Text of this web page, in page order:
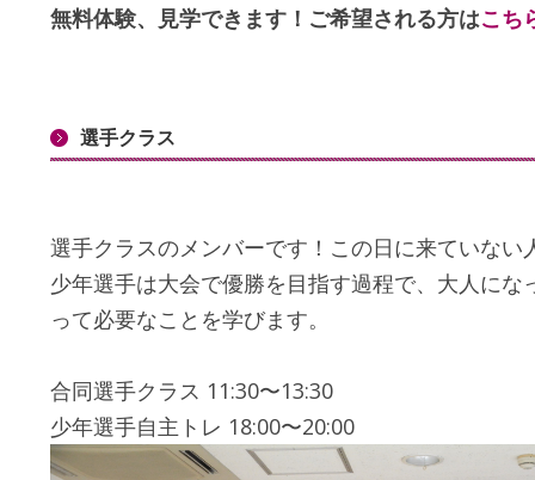
無料体験、見学できます！ご希望される方はこち
選手クラス
選手クラスのメンバーです！この日に来ていない
少年選手は大会で優勝を目指す過程で、大人にな
って必要なことを学びます。
合同選手クラス 11:30〜13:30
少年選手自主トレ 18:00〜20:00